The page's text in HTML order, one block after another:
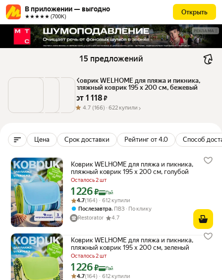
В приложении — выгодно
★★★★★ (700К)
Открыть
РЕКЛАМА
15 предложений
Коврик WELHOME для пляжа и пикника,
пляжный коврик 195 х 200 см, бежевый
от 1 118 ₽
4.7 (166) · 622 купили
Цена Срок доставки Рейтинг от 4.0 Способ
Коврик WELHOME для пляжа и пикника,
пляжный коврик 195 х 200 см, голубой
Осталось 2 шт
Цена с картой Яндекс Пэй 1226 ₽ вместо
1 226₽ Пэй
Рейтинг товара: 4.7 из 5
Оценок: (164) · 612 купили
4.7(164) · 612 купили
Послезавтра, ПВЗ
По клику
Restorator
4.7
Коврик WELHOME для пляжа и пикника,
пляжный коврик 195 х 200 см, зеленый
Осталось 2 шт
Цена с картой Яндекс Пэй 1226 ₽ вместо
1 226₽ Пэй
Рейтинг товара: 4.7 из 5
Оценок: (164) · 612 купили
4.7(164) · 612 купили